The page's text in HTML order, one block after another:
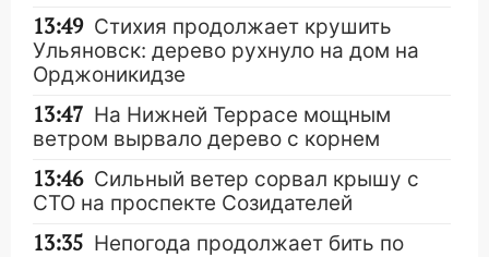
13:49 Стихия продолжает крушить
Ульяновск: дерево рухнуло на дом на
Орджоникидзе
13:47 На Нижней Террасе мощным
ветром вырвало дерево с корнем
13:46 Сильный ветер сорвал крышу с
СТО на проспекте Созидателей
13:35 Непогода продолжает бить по